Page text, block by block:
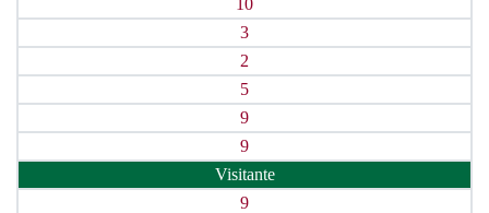
10
3
2
5
9
9
Visitante
9